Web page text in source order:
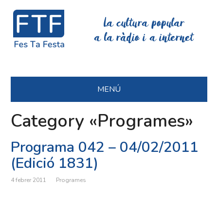
La cultura popular
a la ràdio i a internet
MENÚ
Category «Programes»
Programa 042 – 04/02/2011
(Edició 1831)
4 febrer 2011 Programes